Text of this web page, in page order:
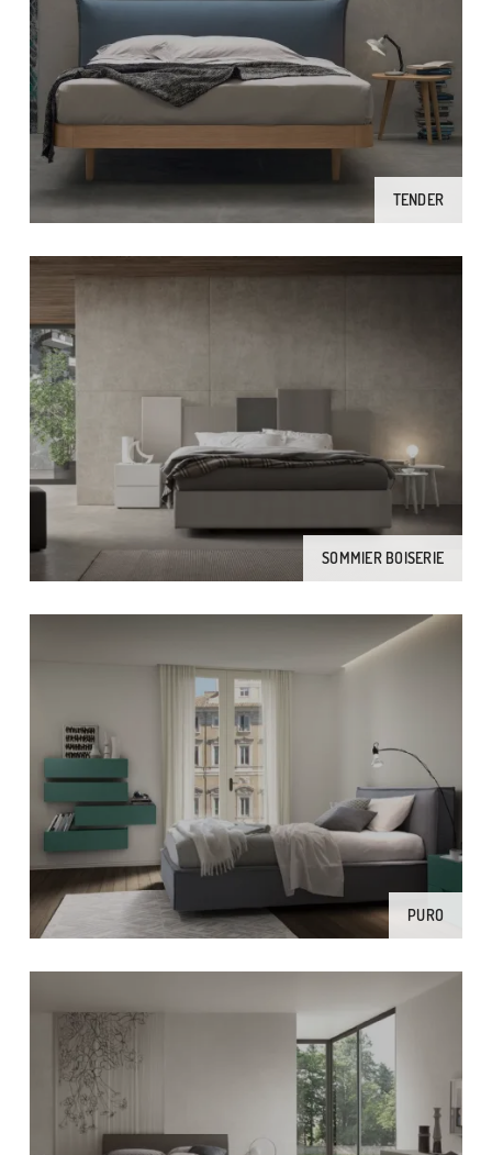
TENDER
SOMMIER BOISERIE
PURO